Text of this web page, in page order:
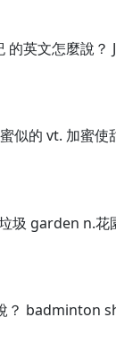
英文怎麼說
的 vt. 加蜜
圾 garden n.
？ badminton